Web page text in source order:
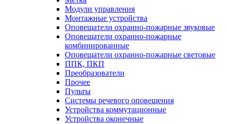
Модули управления
Монтажные устройства
Оповещатели охранно-пожарные звуковые
Оповещатели охранно-пожарные
комбинированные
Оповещатели охранно-пожарные световые
ППК, ПКП
Преобразователи
Прочее
Пульты
Системы речевого оповещения
Устройства коммутационные
Устройства оконечные